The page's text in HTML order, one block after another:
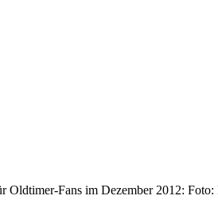
Oldtimer-Fans im Dezember 2012: